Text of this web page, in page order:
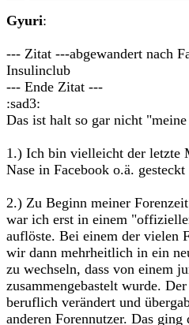
Gyuri:
--- Zitat ---abgewandert nach
Insulinclub
--- Ende Zitat ---
:sad3:
Das ist halt so gar nicht
1.) Ich bin vielleicht der letzte
Nase in Facebook o.ä. gesteckt
2.) Zu Beginn meiner
war ich erst in einem
auflöste. Bei einem der vielen
wir dann mehrheitlich in ein
zu wechseln, dass von einem
zusammengebastelt wurde.
beruflich verändert und
anderen Forennutzer. Das